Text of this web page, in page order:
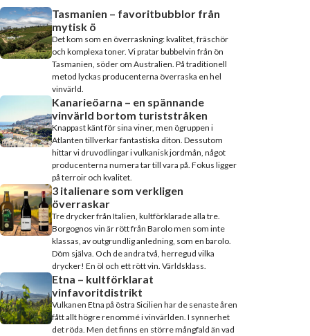
Tasmanien – favoritbubblor från
mytisk ö
Det kom som en överraskning: kvalitet, fräschör
och komplexa toner. Vi pratar bubbelvin från ön
Tasmanien, söder om Australien. På traditionell
metod lyckas producenterna överraska en hel
vinvärld.
Kanarieöarna – en spännande
vinvärld bortom turiststråken
Knappast känt för sina viner, men ögruppen i
Atlanten tillverkar fantastiska diton. Dessutom
hittar vi druvodlingar i vulkanisk jordmån, något
producenterna numera tar till vara på. Fokus ligger
på terroir och kvalitet.
3 italienare som verkligen
överraskar
Tre drycker från Italien, kultförklarade alla tre.
Borgognos vin är rött från Barolo men som inte
klassas, av outgrundlig anledning, som en barolo.
Döm själva. Och de andra två, herregud vilka
drycker! En öl och ett rött vin. Världsklass.
Etna – kultförklarat
vinfavoritdistrikt
Vulkanen Etna på östra Sicilien har de senaste åren
fått allt högre renommé i vinvärlden. I synnerhet
det röda. Men det finns en större mångfald än vad